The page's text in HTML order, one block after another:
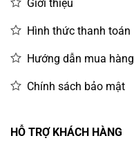
Giới thiệu
Hình thức thanh toán
Hướng dẫn mua hàng
Chính sách bảo mật
HỖ TRỢ KHÁCH HÀNG